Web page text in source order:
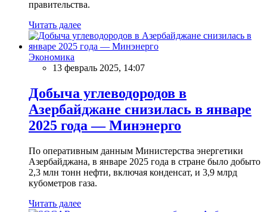
правительства.
Читать далее
Экономика
13 февраль 2025, 14:07
Добыча углеводородов в
Азербайджане снизилась в январе
2025 года — Минэнерго
По оперативным данным Министерства энергетики
Азербайджана, в январе 2025 года в стране было добыто
2,3 млн тонн нефти, включая конденсат, и 3,9 млрд
кубометров газа.
Читать далее